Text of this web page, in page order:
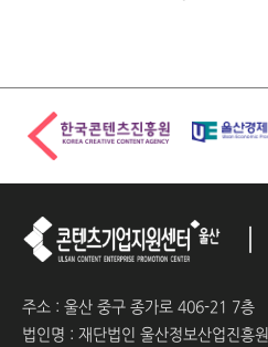
주소 : 울산 중구 종가로 406-21 7층
법인명 : 재단법인 울산정보산업진흥원